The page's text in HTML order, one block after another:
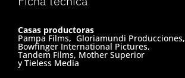
Casas productoras
Pampa Films, Gloriamundi Producciones,
Bowfinger International Pictures,
Tandem Films, Mother Superior
y Tieless Media